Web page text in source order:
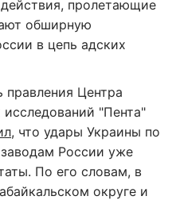
пролетающие
обширную
в цепь адских
правления Центра
"Пента"
, что удары Украины по
России уже
По его словам, в
округе и